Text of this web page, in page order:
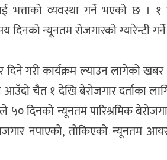
भत्ताको व्यवस्था गर्ने भएको छ । १
दिनको न्यूनतम रोजगारको ग्यारेन्टी
दिने गरी कार्यक्रम ल्याउन लागेको
चैत १ देखि बेरोजगार दर्ताका
५० दिनको न्यूनतम पारिश्रमिक
नपाएको, तोकिएको न्यूनतम